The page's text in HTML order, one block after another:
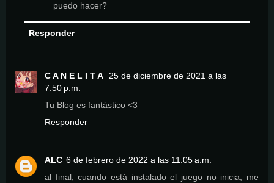
puedo hacer?
Responder
C A N E L I T A
25 de diciembre de 2021 a las
7:50 p.m.
Tu Blog es fantástico <3
Responder
ALC 6 de febrero de 2022 a las 11:05 a.m.
al final, cuando está instalado el juego no inicia, me